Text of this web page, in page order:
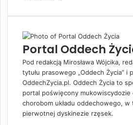
n
e
d
a
e
v
E
u
u
j
Portal Oddech
Pod redakcją Mirosława Wójcika,
tytułu prasowego „Oddech Życia” i
OddechZycia.pl. Oddech Życia to
portal poświęcony mukowiscydozie
chorobom układu oddechowego, w
pierwotnej dyskinezie rzęsek.